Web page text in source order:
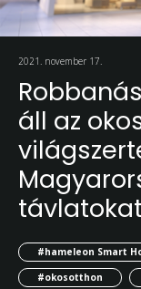
2021. november 17.
áll az
#hameleon Smart
#okosotthon